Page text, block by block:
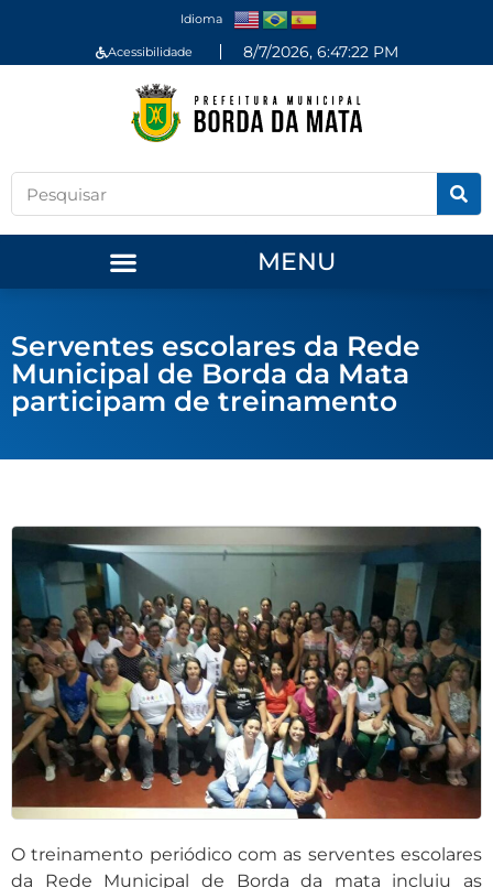
Idioma
Acessibilidade 8/7/2026, 6:47:22 PM
MENU
Serventes escolares da Rede
Municipal de Borda da Mata
participam de treinamento
O treinamento periódico com as serventes escolares
da Rede Municipal de Borda da mata incluiu as